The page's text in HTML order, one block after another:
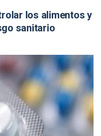
los alimentos y
sanitario